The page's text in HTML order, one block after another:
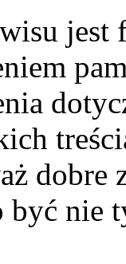
dobre
nie